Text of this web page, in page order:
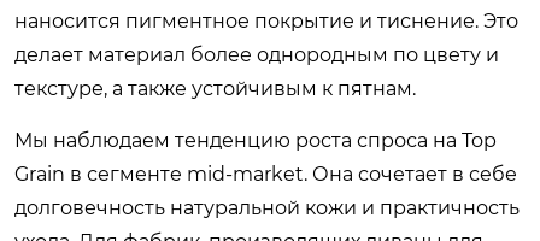
наносится пигментное покрытие и тиснение. Это
делает материал более однородным по цвету и
текстуре, а также устойчивым к пятнам.
Мы наблюдаем тенденцию роста спроса на Top
Grain в сегменте mid-market. Она сочетает в себе
долговечность натуральной кожи и практичность